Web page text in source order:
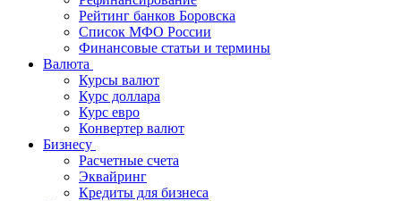
Рейтинг банков Боровска
Список МФО России
Финансовые статьи и термины
Валюта
Курсы валют
Курс доллара
Курс евро
Конвертер валют
Бизнесу
Расчетные счета
Эквайринг
Кредиты для бизнеса